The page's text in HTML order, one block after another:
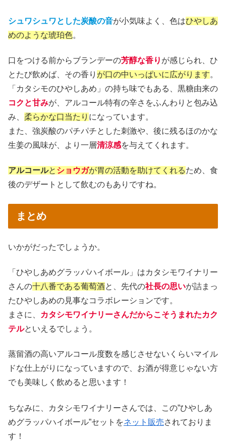
シュワシュワとした炭酸の音が小気味よく、色はひやしあ
めのような琥珀色。
口をつける前からブランデーの芳醇な香り が感じられ、ひ
とたび飲めば、その香り が口の中いっぱいに広がります。
「カタシモのひやしあめ」の持ち味でもある、黒糖由来の
コクと甘みが、アルコール特有の辛さをふんわりと包み込
み、 柔らかな口当たり になっています。
また、強炭酸のパチパチとした刺激や、後に残るほのかな
生姜の風味が、より一層清涼感を与えてくれます。
アルコールと ショウガが胃の活動を助けてくれるため、食
後のデザートとして飲むのもありですね。
まとめ
いかがだったでしょうか。
「ひやしあめグラッパハイボール」はカタシモワイナリー
さんの十八番である葡萄酒と、先代の社長の思いが詰まっ
たひやしあめの見事なコラボレーションです。
まさに、
カタシモワイナリーさんだからこそうまれたカク
テルといえるでしょう。
蒸留酒の高いアルコール度数を感じさせないくらいマイル
ドな仕上がりになっていますので、お酒が得意じゃない方
でも美味しく飲めると思います！
ちなみに、カタシモワイナリーさんでは、この”ひやしあ
めグラッパハイボール”セットをネット販売されておりま
す！